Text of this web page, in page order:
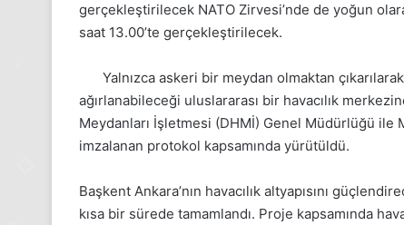
gerçekleştirilecek NATO Zirvesi’nde de yoğun
saat 13.00’te gerçekleştirilecek.
Yalnızca askeri bir meydan olmaktan
ağırlanabileceği uluslararası bir havacılık
Meydanları İşletmesi (DHMİ) Genel Müdürlüğü ile
imzalanan protokol kapsamında yürütüldü.
Başkent Ankara’nın havacılık altyapısını
kısa bir sürede tamamlandı. Proje kapsamında